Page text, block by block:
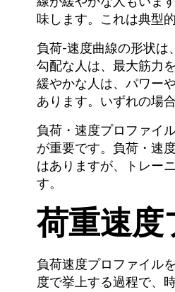
味します。これは典型
負荷-速度曲線の形状は
勾配な人は、最大筋力
緩やかな人は、パワー
あります。いずれの場
負荷・速度プロファイ
が重要です。負荷・速
はありますが、トレー
す。
荷重速度
負荷速度プロファイル
度で挙上する過程で、